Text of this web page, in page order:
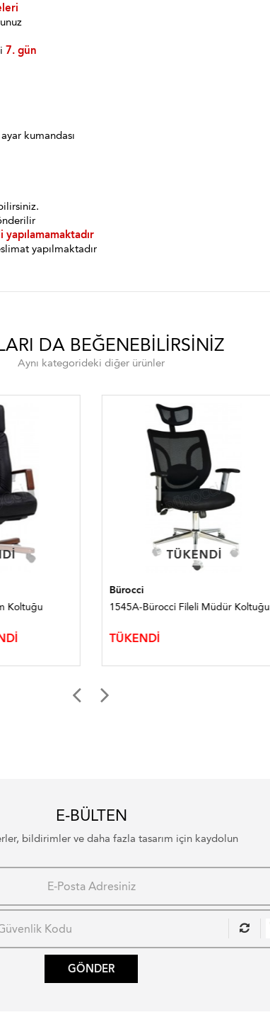
7. gün
kumandası
yapılmaktadır
DA BEĞENEBILIRSINIZ
Aynı kategorideki diğer ürünler
Koltuğu
TÜKENDI
TÜKENDI
Bürocci
1545A-Bürocci Fileli Müdür Koltuğu
TÜKENDİ
E-BÜLTEN
bildirimler ve daha fazla tasarım için kaydolun
GÖNDER